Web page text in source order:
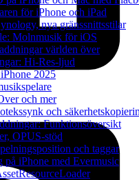
för iPhone och iPad
nya gränssnittsstilar
Molnmusik för iOS
världen över
Hi-Res-ljud
2025
och mer
och
Funktionsöversikt
OPUS-stöd
och taggar
på iPhone med Evermusic